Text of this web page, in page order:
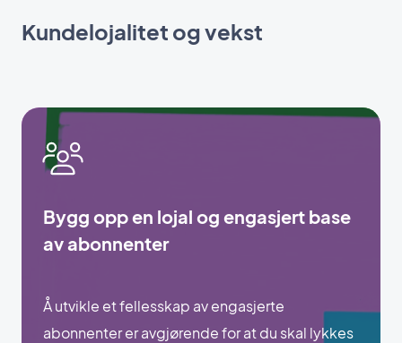
Kundelojalitet og vekst
Bygg opp en lojal og engasjert base
av abonnenter
Å utvikle et fellesskap av engasjerte
abonnenter er avgjørende for at du skal lykkes